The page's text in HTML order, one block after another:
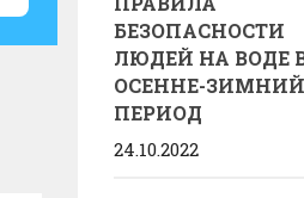
БЕЗОПАСНОСТИ
ЛЮДЕЙ НА ВОДЕ
ОСЕННЕ-ЗИМНИЙ
ПЕРИОД
24.10.2022